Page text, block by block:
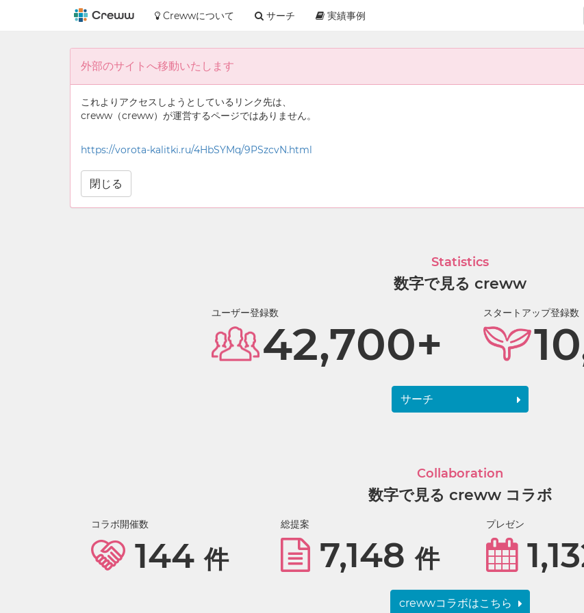
Crewwについて サーチ 実績事例
外部のサイトへ移動いたします
これよりアクセスしようとしているリンク先は、
creww（creww）が運営するページではありません。
https://vorota-kalitki.ru/4HbSYMq/9PSzcvN.html
閉じる
Statistics
数字で見る creww
ユーザー登録数
42,700+
スタートアップ登録数
サーチ
Collaboration
数字で見る creww コラボ
コラボ開催数
144件
総提案
7,148件
プレゼン
crewwコラボはこちら